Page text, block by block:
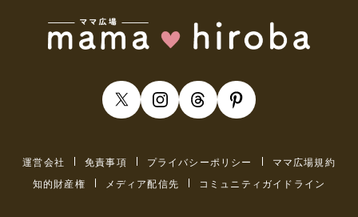
運営会社 免責事項 プライバシーポリシー
ママ広場規約
知的財産権
メディア配信先 コミュニティガイドライン